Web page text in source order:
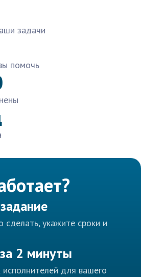
задачи
помочь
укажите сроки и
2 минуты
для вашего